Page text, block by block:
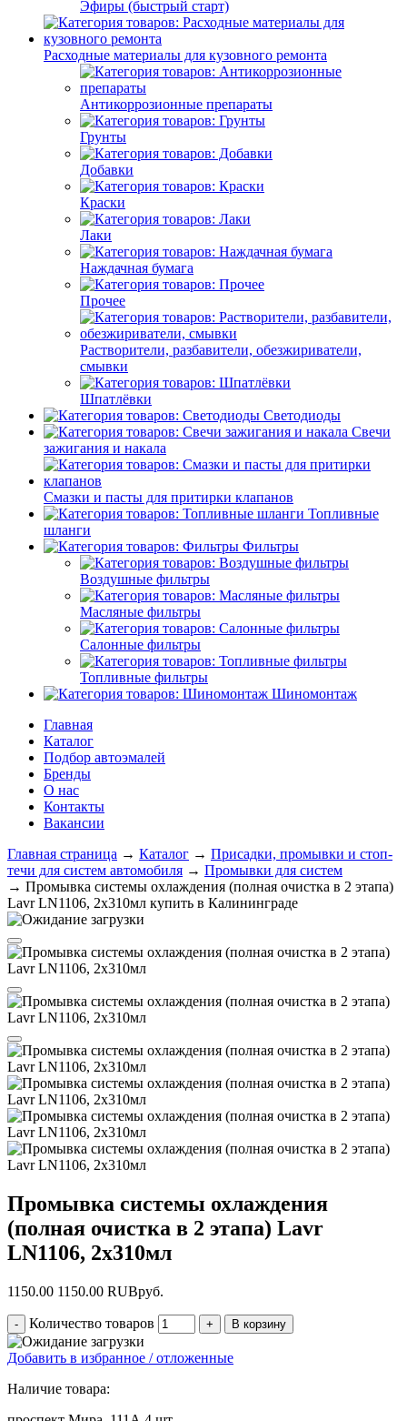
Эфиры (быстрый старт)
Расходные материалы для кузовного ремонта
Антикоррозионные препараты
Грунты
Добавки
Краски
Лаки
Наждачная бумага
Прочее
Растворители, разбавители, обезжириватели,
смывки
Шпатлёвки
Светодиоды
Свечи
зажигания и накала
Смазки и пасты для притирки клапанов
Топливные
шланги
Фильтры
Воздушные фильтры
Масляные фильтры
Салонные фильтры
Топливные фильтры
Шиномонтаж
Главная
Каталог
Подбор автоэмалей
Бренды
О нас
Контакты
Вакансии
Главная страница → Каталог → Присадки, промывки и стоп-
течи для систем автомобиля → Промывки для систем
→ Промывка системы охлаждения (полная очистка в 2 этапа)
Lavr LN1106, 2х310мл купить в Калининграде
Промывка системы охлаждения
(полная очистка в 2 этапа) Lavr
LN1106, 2х310мл
1150.00 1150.00 RUBруб.
Количество товаров
Добавить в избранное / отложенные
Наличие товара: